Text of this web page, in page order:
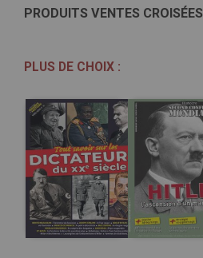
PRODUITS VENTES CROISÉES
PLUS DE CHOIX :